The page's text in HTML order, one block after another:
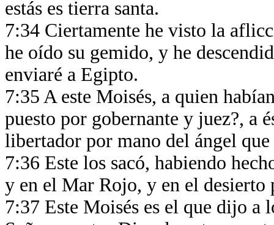
estás es tierra santa.
7:34 Ciertamente he visto la
he oído su gemido, y he
enviaré a Egipto.
7:35 A este Moisés, a quien
puesto por gobernante y juez?, a
libertador por mano del ángel
7:36 Este los sacó, habiendo
y en el Mar Rojo, y en el desierto
7:37 Este Moisés es el que dijo a